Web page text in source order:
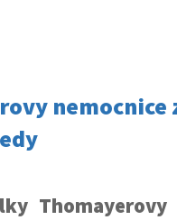
Thomayerovy